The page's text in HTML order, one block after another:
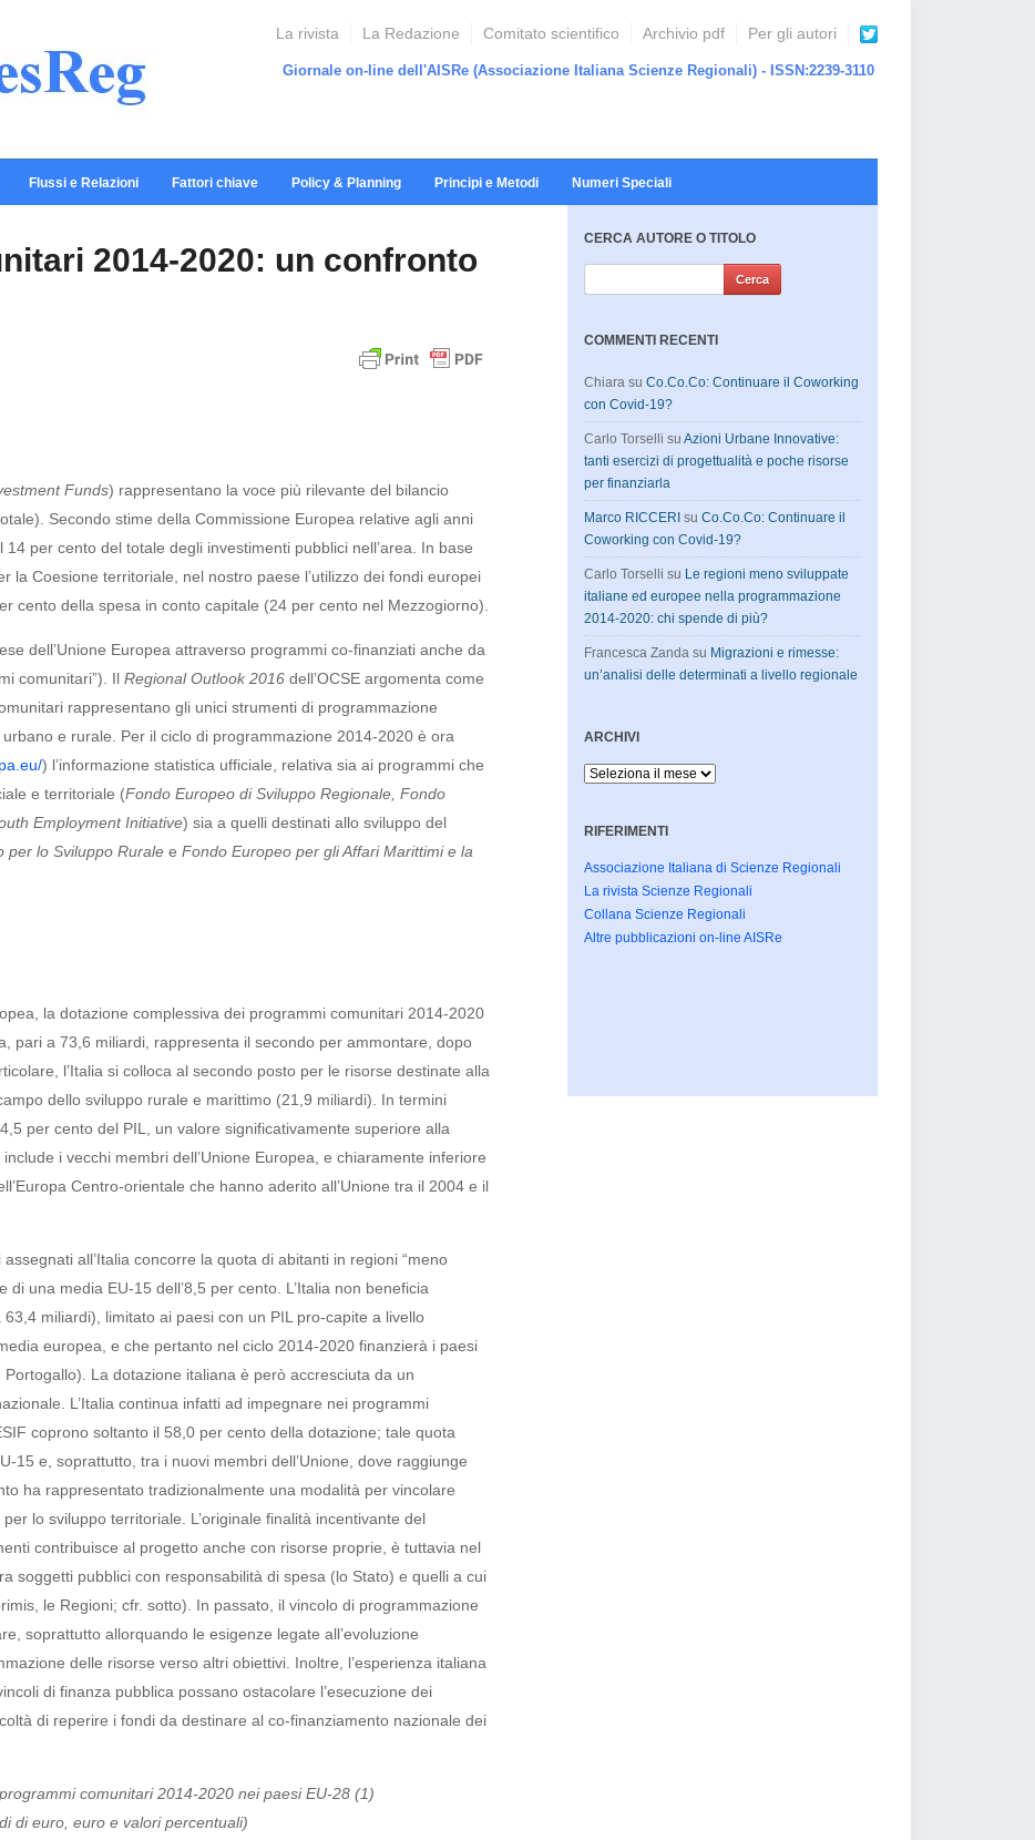
La rivista La Redazione Comitato scientifico Archivio pdf Per gli autori
Giornale on-line dell'AISRe (Associazione Italiana Scienze Regionali) - ISSN:2239-3110
Flussi e Relazioni Fattori chiave Policy & Planning Principi e Metodi Numeri Speciali
2014-2020: un confronto
Funds) rappresentano la voce più rilevante del bilancio
Secondo stime della Commissione Europea relative agli anni
per cento del totale degli investimenti pubblici nell’area. In base
la Coesione territoriale, nel nostro paese l’utilizzo dei fondi europei
cento della spesa in conto capitale (24 per cento nel Mezzogiorno).
dell’Unione Europea attraverso programmi co-finanziati anche da
comunitari”). Il Regional Outlook 2016 dell’OCSE argomenta come
rappresentano gli unici strumenti di programmazione
e rurale. Per il ciclo di programmazione 2014-2020 è ora
) l’informazione statistica ufficiale, relativa sia ai programmi che
e territoriale (Fondo Europeo di Sviluppo Regionale, Fondo
Employment Initiative) sia a quelli destinati allo sviluppo del
per lo Sviluppo Rurale e Fondo Europeo per gli Affari Marittimi e la
la dotazione complessiva dei programmi comunitari 2014-2020
pari a 73,6 miliardi, rappresenta il secondo per ammontare, dopo
l’Italia si colloca al secondo posto per le risorse destinate alla
dello sviluppo rurale e marittimo (21,9 miliardi). In termini
per cento del PIL, un valore significativamente superiore alla
i vecchi membri dell’Unione Europea, e chiaramente inferiore
Centro-orientale che hanno aderito all’Unione tra il 2004 e il
all’Italia concorre la quota di abitanti in regioni “meno
una media EU-15 dell’8,5 per cento. L’Italia non beneficia
63,4 miliardi), limitato ai paesi con un PIL pro-capite a livello
europea, e che pertanto nel ciclo 2014-2020 finanzierà i paesi
La dotazione italiana è però accresciuta da un
L’Italia continua infatti ad impegnare nei programmi
coprono soltanto il 58,0 per cento della dotazione; tale quota
15 e, soprattutto, tra i nuovi membri dell’Unione, dove raggiunge
ha rappresentato tradizionalmente una modalità per vincolare
lo sviluppo territoriale. L’originale finalità incentivante del
contribuisce al progetto anche con risorse proprie, è tuttavia nel
soggetti pubblici con responsabilità di spesa (lo Stato) e quelli a cui
le Regioni; cfr. sotto). In passato, il vincolo di programmazione
soprattutto allorquando le esigenze legate all’evoluzione
delle risorse verso altri obiettivi. Inoltre, l’esperienza italiana
di finanza pubblica possano ostacolare l’esecuzione dei
di reperire i fondi da destinare al co-finanziamento nazionale dei
comunitari 2014-2020 nei paesi EU-28 (1)
di euro, euro e valori percentuali)
CERCA AUTORE O TITOLO
COMMENTI RECENTI
Chiara su Co.Co.Co: Continuare il Coworking
con Covid-19?
Carlo Torselli su Azioni Urbane Innovative:
tanti esercizi di progettualità e poche risorse
per finanziarla
Marco RICCERI su Co.Co.Co: Continuare il
Coworking con Covid-19?
Carlo Torselli su Le regioni meno sviluppate
italiane ed europee nella programmazione
2014-2020: chi spende di più?
Francesca Zanda su Migrazioni e rimesse:
un’analisi delle determinati a livello regionale
ARCHIVI
Archivi
RIFERIMENTI
Associazione Italiana di Scienze Regionali
La rivista Scienze Regionali
Collana Scienze Regionali
Altre pubblicazioni on-line AISRe